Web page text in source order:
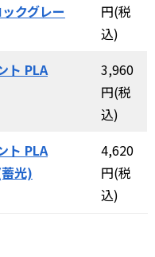
クグレー
円(税
込)
ト PLA
3,960
円(税
込)
ト PLA
光)
4,620
円(税
込)